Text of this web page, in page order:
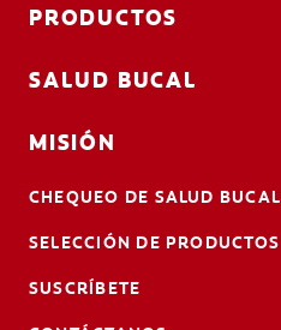
PRODUCTOS
SALUD BUCAL
MISIÓN
CHEQUEO DE SALUD BUCAL
SELECCIÓN DE PRODUCTOS
SUSCRÍBETE